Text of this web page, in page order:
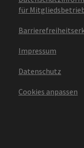
für
Impressum
Datenschutz
Cookies anpassen